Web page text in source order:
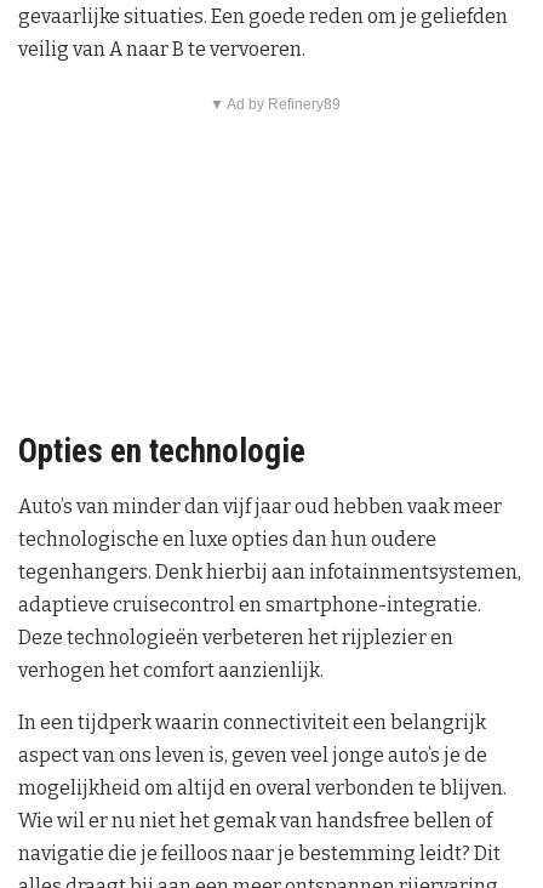
gevaarlijke situaties. Een goede reden om je geliefden
veilig van A naar B te vervoeren.
▼ Ad by Refinery89
Opties en technologie
Auto’s van minder dan vijf jaar oud hebben vaak meer
technologische en luxe opties dan hun oudere
tegenhangers. Denk hierbij aan infotainmentsystemen,
adaptieve cruisecontrol en smartphone-integratie.
Deze technologieën verbeteren het rijplezier en
verhogen het comfort aanzienlijk.
In een tijdperk waarin connectiviteit een belangrijk
aspect van ons leven is, geven veel jonge auto’s je de
mogelijkheid om altijd en overal verbonden te blijven.
Wie wil er nu niet het gemak van handsfree bellen of
navigatie die je feilloos naar je bestemming leidt? Dit